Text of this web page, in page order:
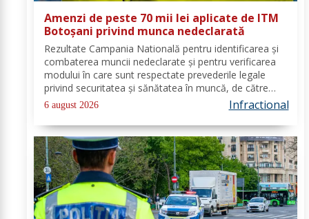
Amenzi de peste 70 mii lei aplicate de ITM
Botoșani privind munca nedeclarată
Rezultate Campania Natională pentru identificarea și
combaterea muncii nedeclarate și pentru verificarea
modului în care sunt respectate prevederile legale
privind securitatea și sănătatea în muncă, de către
angajatorii care desfășoară activități în domeniul
Industria alimentară - cod CAEN 10....
6 august 2026 Infractional